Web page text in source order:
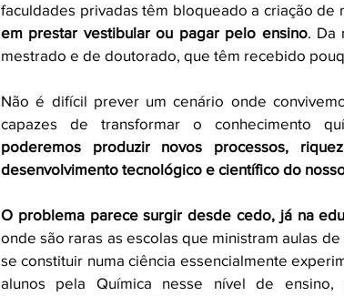
faculdades privadas têm bloqueado a criação de
em prestar vestibular ou pagar pelo ensino. Da
mestrado e de doutorado, que têm recebido
Não é difícil prever um cenário onde
capazes de transformar o conhecimento
poderemos produzir novos processos,
desenvolvimento tecnológico e científico do
O problema parece surgir desde cedo, já na
onde são raras as escolas que ministram aulas
se constituir numa ciência essencialmente
alunos pela Química nesse nível de